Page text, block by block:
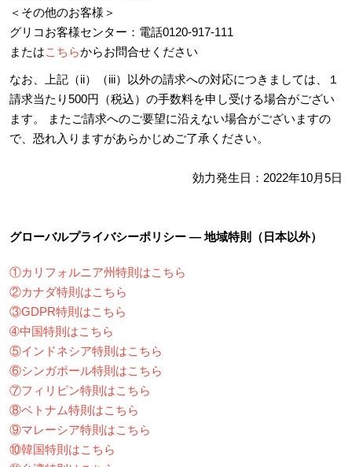
＜その他のお客様＞
グリコお客様センター：電話0120-917-111
またはこちらからお問合せください
なお、上記（ii）（iii）以外の請求への対応につきましては、１
請求当たり500円（税込）の手数料を申し受ける場合がござい
ます。 またご請求へのご要望に沿えない場合がございますの
で、恐れ入りますがあらかじめご了承ください。
効力発生日：2022年10月5日
グローバルプライバシーポリシー ― 地域特則（日本以外）
①カリフォルニア州特則はこちら
②カナダ特則はこちら
③GDPR特則はこちら
➃中国特則はこちら
⑤インドネシア特則はこちら
⑥シンガポール特則はこちら
⑦フィリピン特則はこちら
⑧ベトナム特則はこちら
⑨マレーシア特則はこちら
⑩韓国特則はこちら